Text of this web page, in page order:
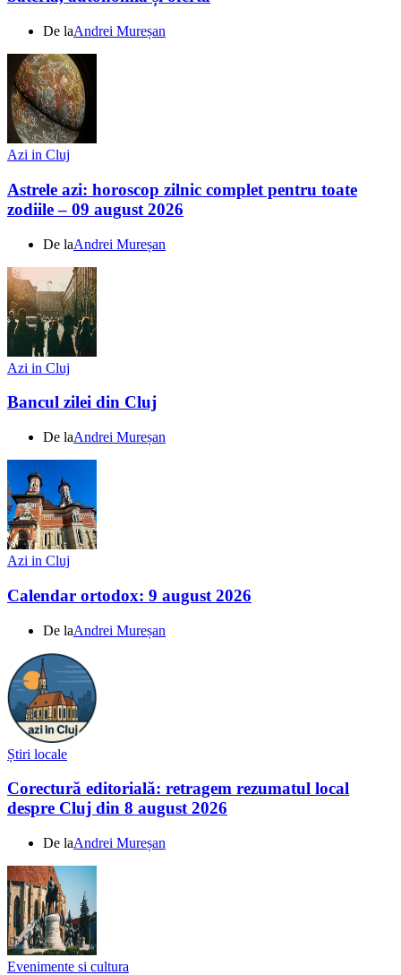
De laAndrei Mureșan
Azi in Cluj
Astrele azi: horoscop zilnic complet pentru toate
zodiile – 09 august 2026
De laAndrei Mureșan
Azi in Cluj
Bancul zilei din Cluj
De laAndrei Mureșan
Azi in Cluj
Calendar ortodox: 9 august 2026
De laAndrei Mureșan
Știri locale
Corectură editorială: retragem rezumatul local
despre Cluj din 8 august 2026
De laAndrei Mureșan
Evenimente si cultura